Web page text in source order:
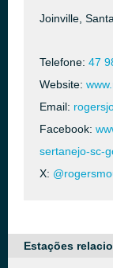
Joinville,
Telefone: 47
Website:
Email:
Facebook:
sertanejo-sc-
X:
Estações